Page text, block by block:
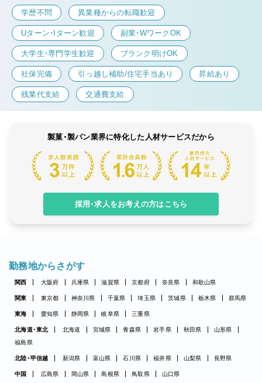
学歴不問 異業種からの転職歓迎
Uターン・Iターン歓迎 副業・WワークOK
大学生・専門学生歓迎 ブランク明けOK
社保完備 引っ越し補助/住宅手当あり 昇給あり
残業代支給 交通費支給
製菓・製パン業界に特化した人材サービスだから
採用・求人をお考えの方はこちら
勤務地からさがす
関西 大阪府 兵庫県 滋賀県 京都府 奈良県 和歌山県
関東 東京都 神奈川県 千葉県 埼玉県 茨城県 栃木県 群馬県
東海 愛知県 静岡県 岐阜県 三重県
北海道・東北 北海道 宮城県 青森県 岩手県 秋田県
山形県
福島県
北陸・甲信越 新潟県 富山県 石川県 福井県 山梨県 長野県
中国 広島県 岡山県 島根県 鳥取県 山口県